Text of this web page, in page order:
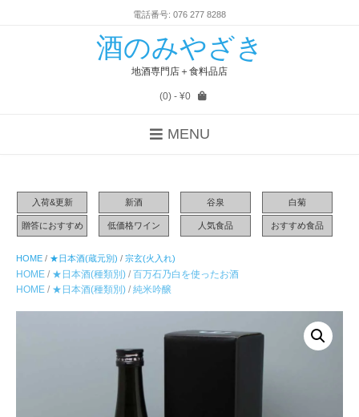
電話番号: 076 277 8288
酒のみやざき
地酒専門店＋食料品店
(0)- ¥0
MENU
入荷&更新 新酒 谷泉 白菊
贈答におすすめ 低価格ワイン 人気食品 おすすめ食品
HOME / ★日本酒(蔵元別) / 宗玄(火入れ)
HOME / ★日本酒(種類別) / 百万石乃白を使ったお酒
HOME / ★日本酒(種類別) / 純米吟醸